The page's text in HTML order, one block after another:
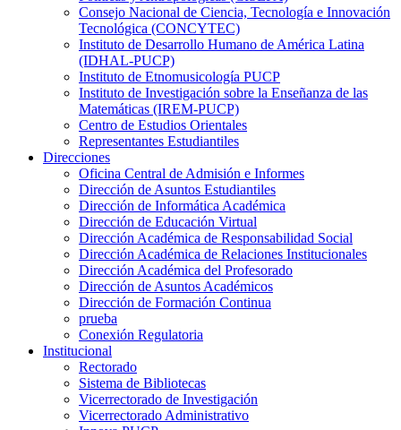
Consejo Nacional de Ciencia, Tecnología e Innovación
Tecnológica (CONCYTEC)
Instituto de Desarrollo Humano de América Latina
(IDHAL-PUCP)
Instituto de Etnomusicología PUCP
Instituto de Investigación sobre la Enseñanza de las
Matemáticas (IREM-PUCP)
Centro de Estudios Orientales
Representantes Estudiantiles
Direcciones
Oficina Central de Admisión e Informes
Dirección de Asuntos Estudiantiles
Dirección de Informática Académica
Dirección de Educación Virtual
Dirección Académica de Responsabilidad Social
Dirección Académica de Relaciones Institucionales
Dirección Académica del Profesorado
Dirección de Asuntos Académicos
Dirección de Formación Continua
prueba
Conexión Regulatoria
Institucional
Rectorado
Sistema de Bibliotecas
Vicerrectorado de Investigación
Vicerrectorado Administrativo